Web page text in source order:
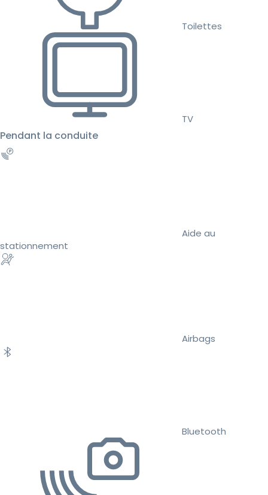
Toilettes
TV
Pendant la conduite
Aide au
stationnement
Airbags
Bluetooth